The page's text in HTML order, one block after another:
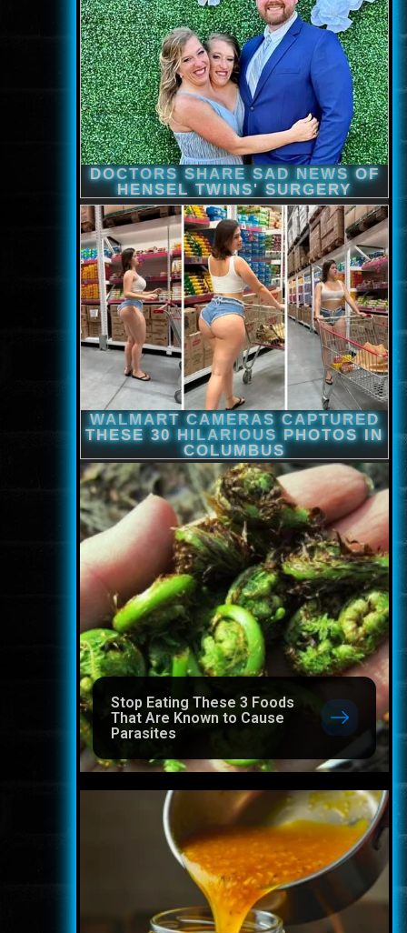
Stop Eating These 3 Foods
That Are Known to Cause
Parasites